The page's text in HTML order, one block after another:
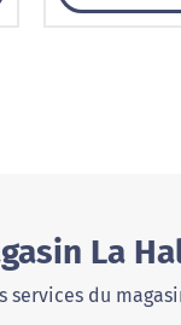
La
services du